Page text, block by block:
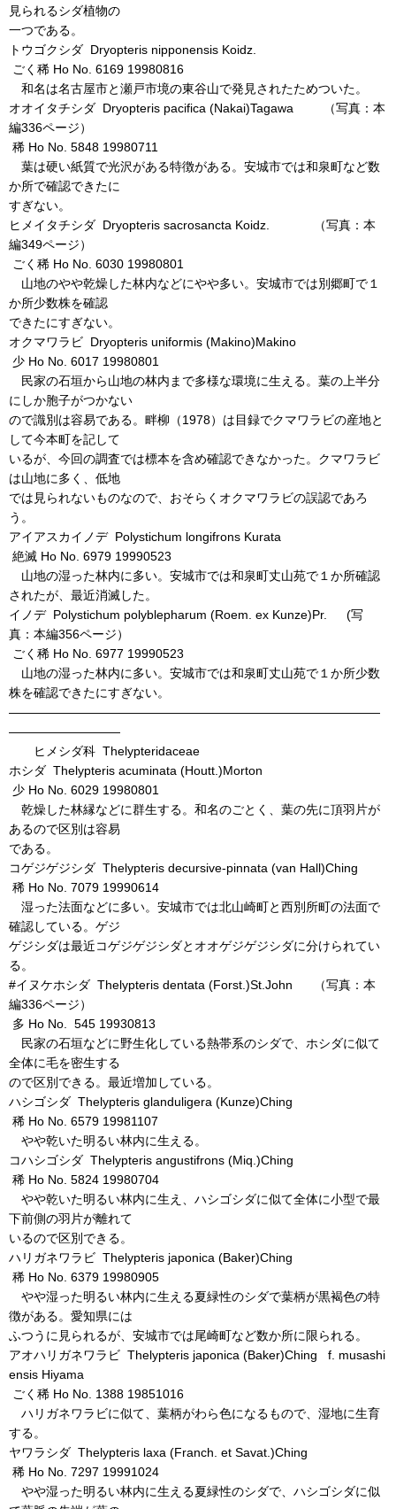
見られるシダ植物の
一つである。
トウゴクシダ Dryopteris nipponensis Koidz.
ごく稀 Ho No. 6169 19980816
和名は名古屋市と瀬戸市境の東谷山で発見されたためついた。
オオイタチシダ Dryopteris pacifica (Nakai)Tagawa （写真：本
編336ページ）
稀 Ho No. 5848 19980711
葉は硬い紙質で光沢がある特徴がある。安城市では和泉町など数
か所で確認できたに
すぎない。
ヒメイタチシダ Dryopteris sacrosancta Koidz. （写真：本
編349ページ）
ごく稀 Ho No. 6030 19980801
山地のやや乾燥した林内などにやや多い。安城市では別郷町で１
か所少数株を確認
できたにすぎない。
オクマワラビ Dryopteris uniformis (Makino)Makino
少 Ho No. 6017 19980801
民家の石垣から山地の林内まで多様な環境に生える。葉の上半分
にしか胞子がつかない
ので識別は容易である。畔柳（1978）は目録でクマワラビの産地と
して今本町を記して
いるが、今回の調査では標本を含め確認できなかった。クマワラビ
は山地に多く、低地
では見られないものなので、おそらくオクマワラビの誤認であろ
う。
アイアスカイノデ Polystichum longifrons Kurata
絶滅 Ho No. 6979 19990523
山地の湿った林内に多い。安城市では和泉町丈山苑で１か所確認
されたが、最近消滅した。
イノデ Polystichum polyblepharum (Roem. ex Kunze)Pr. (写
真：本編356ページ）
ごく稀 Ho No. 6977 19990523
山地の湿った林内に多い。安城市では和泉町丈山苑で１か所少数
株を確認できたにすぎない。
――――――――――――――――――――――――――――――
―――――――――
ヒメシダ科 Thelypteridaceae
ホシダ Thelypteris acuminata (Houtt.)Morton
少 Ho No. 6029 19980801
乾燥した林縁などに群生する。和名のごとく、葉の先に頂羽片が
あるので区別は容易
である。
コゲジゲジシダ Thelypteris decursive-pinnata (van Hall)Ching
稀 Ho No. 7079 19990614
湿った法面などに多い。安城市では北山崎町と西別所町の法面で
確認している。ゲジ
ゲジシダは最近コゲジゲジシダとオオゲジゲジシダに分けられてい
る。
#イヌケホシダ Thelypteris dentata (Forst.)St.John （写真：本
編336ページ）
多 Ho No. 545 19930813
民家の石垣などに野生化している熱帯系のシダで、ホシダに似て
全体に毛を密生する
ので区別できる。最近増加している。
ハシゴシダ Thelypteris glanduligera (Kunze)Ching
稀 Ho No. 6579 19981107
やや乾いた明るい林内に生える。
コハシゴシダ Thelypteris angustifrons (Miq.)Ching
稀 Ho No. 5824 19980704
やや乾いた明るい林内に生え、ハシゴシダに似て全体に小型で最
下前側の羽片が離れて
いるので区別できる。
ハリガネワラビ Thelypteris japonica (Baker)Ching
稀 Ho No. 6379 19980905
やや湿った明るい林内に生える夏緑性のシダで葉柄が黒褐色の特
徴がある。愛知県には
ふつうに見られるが、安城市では尾崎町など数か所に限られる。
アオハリガネワラビ Thelypteris japonica (Baker)Ching f. musashi
ensis Hiyama
ごく稀 Ho No. 1388 19851016
ハリガネワラビに似て、葉柄がわら色になるもので、湿地に生育
する。
ヤワラシダ Thelypteris laxa (Franch. et Savat.)Ching
稀 Ho No. 7297 19991024
やや湿った明るい林内に生える夏緑性のシダで、ハシゴシダに似